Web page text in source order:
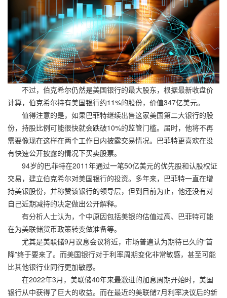
不过，伯克希尔仍然是美国银行的最大股东，根据最新收盘价
计算，伯克希尔持有美国银行约11%的股份，价值347亿美元。
值得注意的是，如果巴菲特继续出售这家美国第二大银行的股
份，持股比例可能很快就会跌破10%的监管门槛。届时，他将不再
需要像现在这样在两个工作日内披露交易情况。巴菲特更喜欢在没
有快速公开披露的情况下买卖股票。
94岁的巴菲特在2011年通过一笔50亿美元的优先股和认股权证
交易，建立伯克希尔对美国银行的投资。多年来，巴菲特一直在增
持美银股份，并称赞该银行的领导层，但到目前为止，他还没有对
自己近期减持的决定做出公开解释。
有分析人士认为，个中原因包括美银的估值过高、巴菲特可能
在为美联储货币政策转变做准备等。
尤其是美联储9月议息会议将近，市场普遍认为期待已久的“首
降”终于要来了。而美国银行对于利率周期变化非常敏感，甚至可能
比其他银行业同行更加敏感。
在2022年3月，美联储40年来最激进的加息周期开始时，美国
银行从中获得了巨大的收益。而在最近的美联储7月利率决议后的新